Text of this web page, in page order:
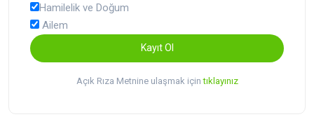
Hamilelik ve Doğum
Ailem
Kayıt Ol
Açık Rıza Metnine ulaşmak içintıklayınız